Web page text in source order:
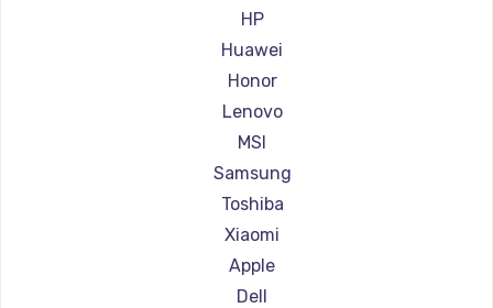
Ремонт ноутбуков Aorus
Ремонт ноутбуков Maibenben
Ремонт ноутбуков Getac
Ремонт ноутбуков Epson
Ремонт ноутбуков Philips
Ремонт ноутбуков LG
Ремонт ноутбуков Panasonic
Ремонт ноутбуков Irbis
Ремонт ноутбуков Thunderobot
Ремонт ноутбуков Hasee
HP
Huawei
Honor
Lenovo
MSI
Samsung
Toshiba
Xiaomi
Apple
Dell